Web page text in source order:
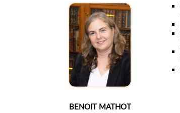
BENOIT MATHOT